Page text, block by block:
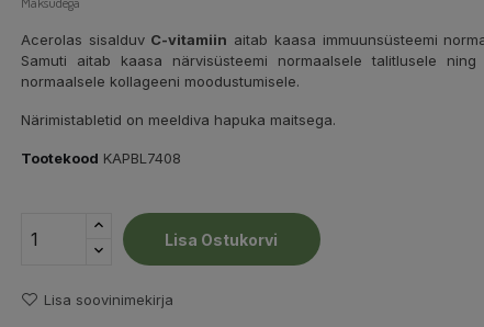
Acerolas sisalduv C-vitamiin aitab kaasa immuunsüsteemi
Samuti aitab kaasa närvisüsteemi normaalsele talitlusele
normaalsele kollageeni moodustumisele.
Närimistabletid on meeldiva hapuka maitsega.
Tootekood KAPBL7408
Lisa Ostukorvi
Lisa soovinimekirja